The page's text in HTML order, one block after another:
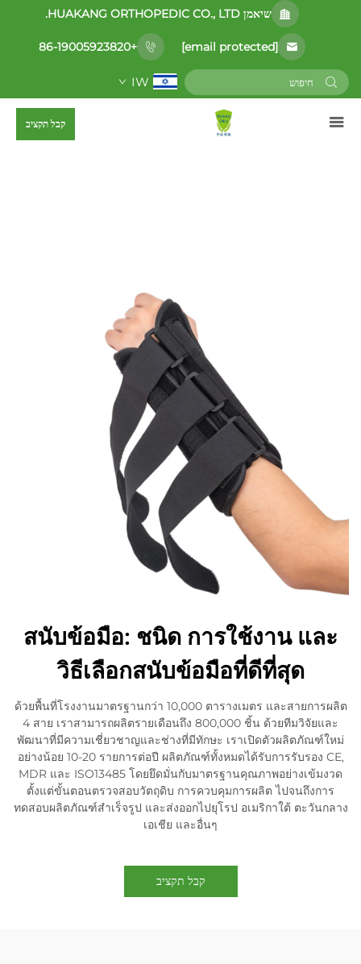
שיאמן HUAKANG ORTHOPEDIC CO., LTD.
[email protected]
+86-19005923820
IW
קבל תקציב
สนับข้อมือ: ชนิด การใช้งาน และ
วิธีเลือกสนับข้อมือที่ดีที่สุด
ด้วยพื้นที่โรงงานมาตรฐานกว่า 10,000 ตารางเมตร และสายการผลิต
4 สาย เราสามารถผลิตรายเดือนถึง 800,000 ชิ้น ด้วยทีมวิจัยและ
พัฒนาที่มีความเชี่ยวชาญและช่างที่มีทักษะ เราเปิดตัวผลิตภัณฑ์ใหม่
อย่างน้อย 10-20 รายการต่อปี ผลิตภัณฑ์ทั้งหมดได้รับการรับรอง CE,
MDR และ ISO13485 โดยยึดมั่นกับมาตรฐานคุณภาพอย่างเข้มงวด
ตั้งแต่ขั้นตอนตรวจสอบวัตถุดิบ การควบคุมการผลิต ไปจนถึงการ
ทดสอบผลิตภัณฑ์สำเร็จรูป และส่งออกไปยุโรป อเมริกาใต้ ตะวันกลาง
เอเชีย และอื่นๆ
קבל תקציב